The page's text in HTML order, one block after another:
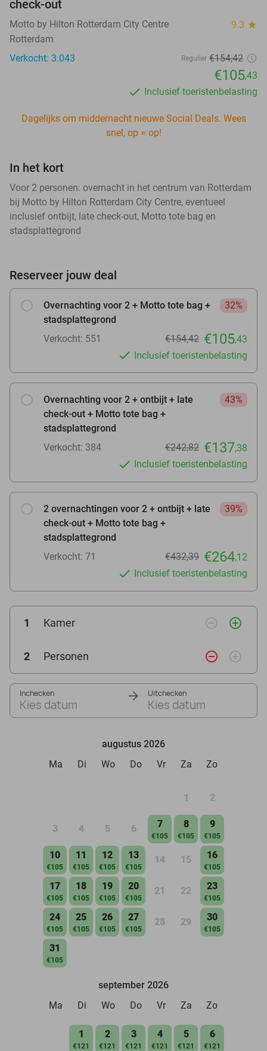
check-out
Motto by Hilton Rotterdam City Centre 9.3 star
Rotterdam
Verkocht: 3.043
Regulier €154,42
€105,43
Inclusief toeristenbelasting
Dagelijks om middernacht nieuwe Social Deals. Wees
snel, op = op!
In het kort
Voor 2 personen: overnacht in het centrum van Rotterdam
bij Motto by Hilton Rotterdam City Centre, eventueel
inclusief ontbijt, late check-out, Motto tote bag en
stadsplattegrond
Reserveer jouw deal
Overnachting voor 2 + Motto tote bag +
stadsplattegrond
32%
Verkocht: 551 €154,42 €105,43
Inclusief toeristenbelasting
Overnachting voor 2 + ontbijt + late
check-out + Motto tote bag +
stadsplattegrond
43%
Verkocht: 384 €242,82 €137,38
Inclusief toeristenbelasting
2 overnachtingen voor 2 + ontbijt + late
check-out + Motto tote bag +
stadsplattegrond
39%
Verkocht: 71 €432,39 €264,12
Inclusief toeristenbelasting
1 Kamer remove_circle_outline add_circle_outline
2 Personen remove_circle_outline add_circle_outline
Inchecken
Kies datum
Uitchecken
Kies datum
augustus 2026
Ma
Di Wo Do Vr Za Zo
1 2
3 4 5 6 7
€105
8
€105
9
€105
10
€105
11
€105
12
€105
13
€105
14 15 16
€105
17
€105
18
€105
19
€105
20
€105
21 22 23
€105
24
€105
25
€105
26
€105
27
€105
28 29 30
€105
31
€105
september 2026
Ma
Di Wo Do Vr Za Zo
1
€121
2
€121
3
€121
4
€121
5
€121
6
€121